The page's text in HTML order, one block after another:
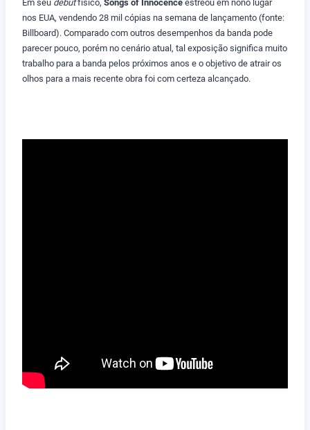
Em seu debutfísico, Songs of Innocence estreou em nono lugar
nos EUA, vendendo 28 mil cópias na semana de lançamento (fonte:
Billboard). Comparado com outros desempenhos da banda pode
parecer pouco, porém no cenário atual, tal exposição significa muito
trabalho para a banda pelos próximos anos e o objetivo de atrair os
olhos para a mais recente obra foi com certeza alcançado.